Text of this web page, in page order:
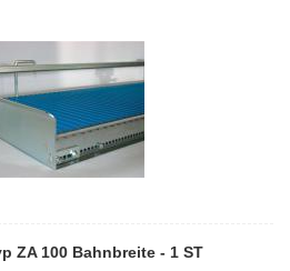
ZA 100 Bahnbreite - 1 ST